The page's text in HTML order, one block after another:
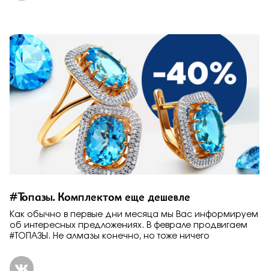
#Топазы. Комплектом еще дешевле
Как обычно в первые дни месяца мы Вас информируем
об интересных предложениях. В феврале продвигаем
#ТОПАЗЫ. Не алмазы конечно, но тоже ничего